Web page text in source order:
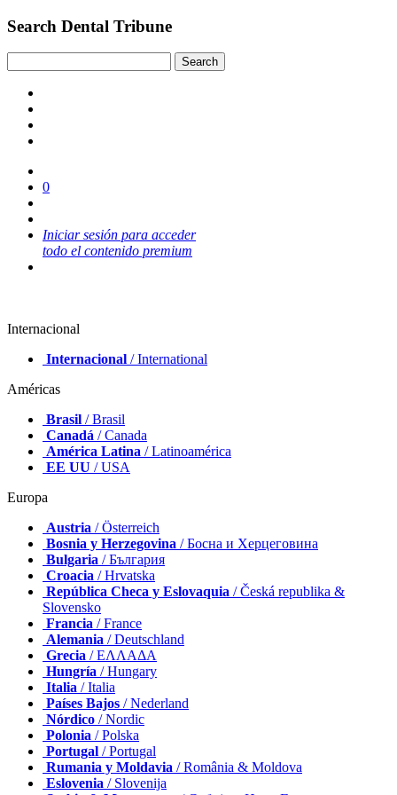
Search Dental Tribune
0
Iniciar sesión para acceder
todo el contenido premium
Internacional
Internacional / International
Américas
Brasil / Brasil
Canadá / Canada
América Latina / Latinoamérica
EE UU / USA
Europa
Austria / Österreich
Bosnia y Herzegovina / Босна и Херцеговина
Bulgaria / България
Croacia / Hrvatska
República Checa y Eslovaquia / Česká republika &
Slovensko
Francia / France
Alemania / Deutschland
Grecia / ΕΛΛΑΔΑ
Hungría / Hungary
Italia / Italia
Países Bajos / Nederland
Nórdico / Nordic
Polonia / Polska
Portugal / Portugal
Rumania y Moldavia / România & Moldova
Eslovenia / Slovenija